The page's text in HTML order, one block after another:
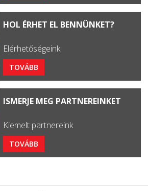
HOL ÉRHET EL BENNÜNKET?
Elérhetőségeink
TOVÁBB
ISMERJE MEG PARTNEREINKET
Kiemelt partnereink
TOVÁBB